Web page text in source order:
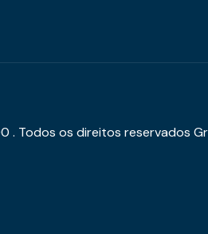
. Todos os direitos reservados